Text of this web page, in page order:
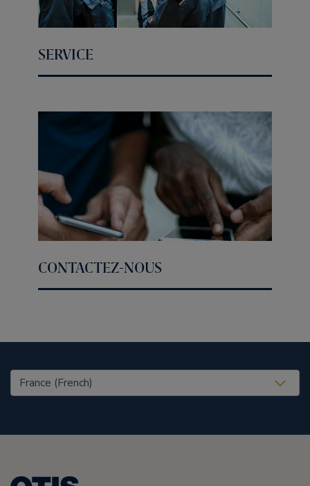
SERVICE
CONTACTEZ-NOUS
United States (EN)